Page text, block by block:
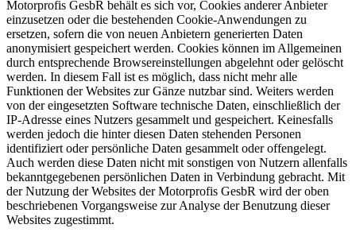
Motorprofis GesbR behält es sich vor, Cookies anderer Anbieter
einzusetzen oder die bestehenden Cookie-Anwendungen zu
ersetzen, sofern die von neuen Anbietern generierten Daten
anonymisiert gespeichert werden. Cookies können im Allgemeinen
durch entsprechende Browsereinstellungen abgelehnt oder gelöscht
werden. In diesem Fall ist es möglich, dass nicht mehr alle
Funktionen der Websites zur Gänze nutzbar sind. Weiters werden
von der eingesetzten Software technische Daten, einschließlich der
IP-Adresse eines Nutzers gesammelt und gespeichert. Keinesfalls
werden jedoch die hinter diesen Daten stehenden Personen
identifiziert oder persönliche Daten gesammelt oder offengelegt.
Auch werden diese Daten nicht mit sonstigen von Nutzern allenfalls
bekanntgegebenen persönlichen Daten in Verbindung gebracht. Mit
der Nutzung der Websites der Motorprofis GesbR wird der oben
beschriebenen Vorgangsweise zur Analyse der Benutzung dieser
Websites zugestimmt.